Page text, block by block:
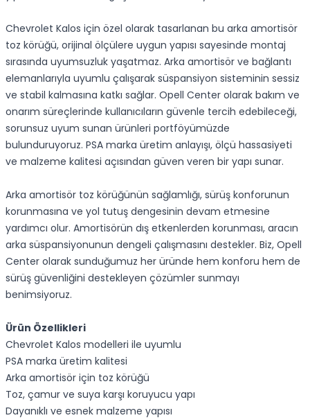
Chevrolet Kalos için özel olarak tasarlanan bu arka amortisör
toz körüğü, orijinal ölçülere uygun yapısı sayesinde montaj
sırasında uyumsuzluk yaşatmaz. Arka amortisör ve bağlantı
elemanlarıyla uyumlu çalışarak süspansiyon sisteminin sessiz
ve stabil kalmasına katkı sağlar. Opell Center olarak bakım ve
onarım süreçlerinde kullanıcıların güvenle tercih edebileceği,
sorunsuz uyum sunan ürünleri portföyümüzde
bulunduruyoruz. PSA marka üretim anlayışı, ölçü hassasiyeti
ve malzeme kalitesi açısından güven veren bir yapı sunar.
Arka amortisör toz körüğünün sağlamlığı, sürüş konforunun
korunmasına ve yol tutuş dengesinin devam etmesine
yardımcı olur. Amortisörün dış etkenlerden korunması, aracın
arka süspansiyonunun dengeli çalışmasını destekler. Biz, Opell
Center olarak sunduğumuz her üründe hem konforu hem de
sürüş güvenliğini destekleyen çözümler sunmayı
benimsiyoruz.
Ürün Özellikleri
Chevrolet Kalos modelleri ile uyumlu
PSA marka üretim kalitesi
Arka amortisör için toz körüğü
Toz, çamur ve suya karşı koruyucu yapı
Dayanıklı ve esnek malzeme yapısı